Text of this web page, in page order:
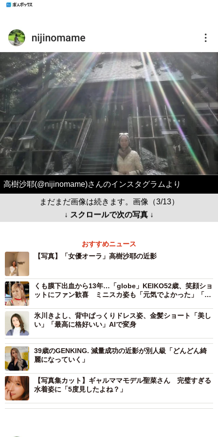
高樹沙耶(@nijinomame)さんのインスタグラムより
まだまだ画像は続きます。画像（3/13）
↓ スクロールで次の写真 ↓
おすすめニュース
【写真】「女優オーラ」高樹沙耶の近影
くも膜下出血から13年…「globe」KEIKO52歳、笑顔ショ
ットにファン歓喜 ミニスカ姿も「元気でよかった」「変
氷川きよし、背中ぱっくりドレス姿、金髪ショート「美し
い」「最高に格好いい」AIで変身
39歳のGENKING. 減量成功の近影が別人級「どんどん綺
麗になっていく」
【写真集カット】ギャルママモデル聖菜さん 完璧すぎる
水着姿に「5度見したよね？」